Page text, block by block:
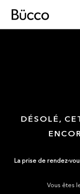
DÉSOLÉ,
La prise de rendez-
Vous êtes